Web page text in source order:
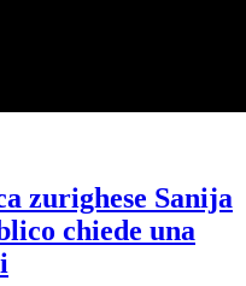
zurighese Sanija
chiede una